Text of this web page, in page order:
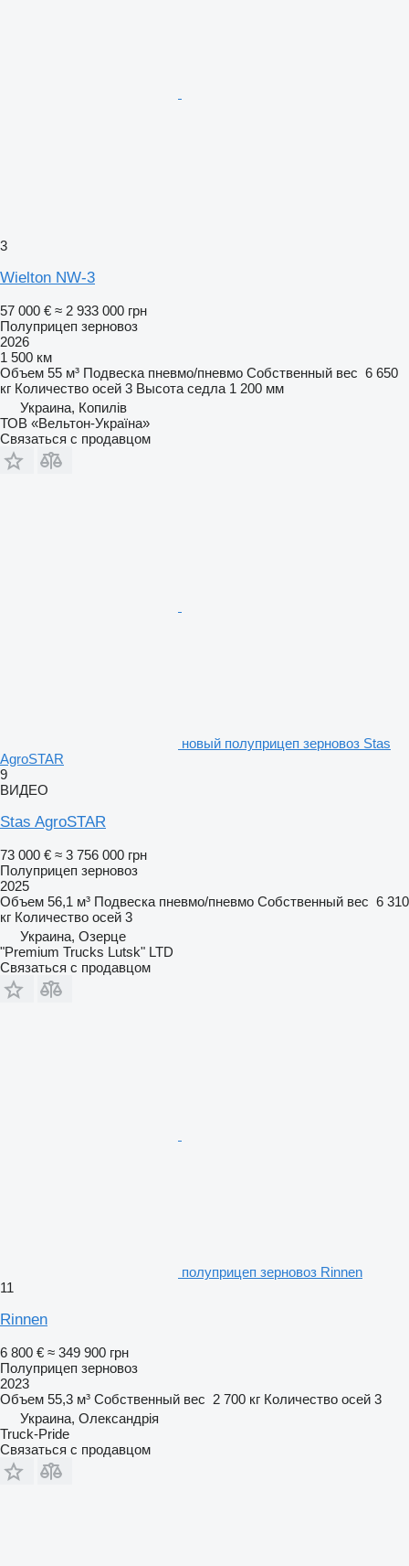
3
Wielton NW-3
57 000 € ≈ 2 933 000 грн
Полуприцеп зерновоз
2026
1 500 км
Объем 55 м³ Подвеска пневмо/пневмо Собственный вес 6 650
кг Количество осей 3 Высота седла 1 200 мм
Украина, Копилів
ТОВ «Вельтон-Україна»
Связаться с продавцом
новый полуприцеп зерновоз Stas
AgroSTAR
9
ВИДЕО
Stas AgroSTAR
73 000 € ≈ 3 756 000 грн
Полуприцеп зерновоз
2025
Объем 56,1 м³ Подвеска пневмо/пневмо Собственный вес 6 310
кг Количество осей 3
Украина, Озерце
"Premium Trucks Lutsk" LTD
Связаться с продавцом
полуприцеп зерновоз Rinnen
11
Rinnen
6 800 € ≈ 349 900 грн
Полуприцеп зерновоз
2023
Объем 55,3 м³ Собственный вес 2 700 кг Количество осей 3
Украина, Олександрія
Truck-Pride
Связаться с продавцом